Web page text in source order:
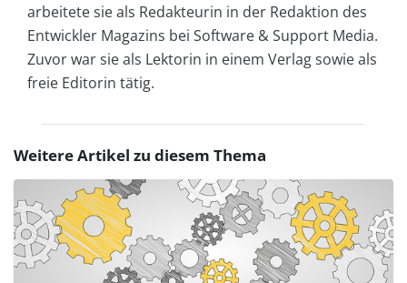
arbeitete sie als Redakteurin in der Redaktion des
Entwickler Magazins bei Software & Support Media.
Zuvor war sie als Lektorin in einem Verlag sowie als
freie Editorin tätig.
Weitere Artikel zu diesem Thema